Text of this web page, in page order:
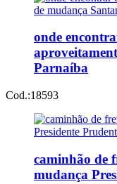
onde
Parnaíba
Cod.:18593
caminhão de
mudança